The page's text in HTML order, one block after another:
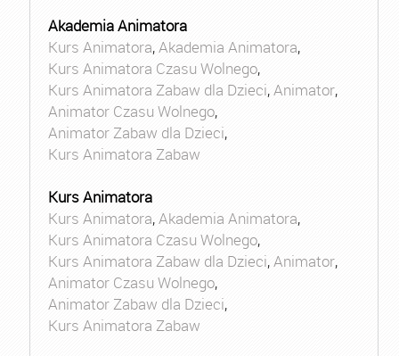
Akademia Animatora
Kurs Animatora,Akademia Animatora,
Kurs Animatora Czasu Wolnego,
Kurs Animatora Zabaw dla Dzieci,Animator,
Animator Czasu Wolnego,
Animator Zabaw dla Dzieci,
Kurs Animatora Zabaw
Kurs Animatora
Kurs Animatora,Akademia Animatora,
Kurs Animatora Czasu Wolnego,
Kurs Animatora Zabaw dla Dzieci,Animator,
Animator Czasu Wolnego,
Animator Zabaw dla Dzieci,
Kurs Animatora Zabaw